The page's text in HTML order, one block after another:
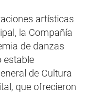
artísticas
la Compañía
de danzas
estable
de Cultura
que ofrecieron